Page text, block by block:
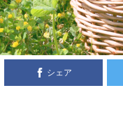
シェア